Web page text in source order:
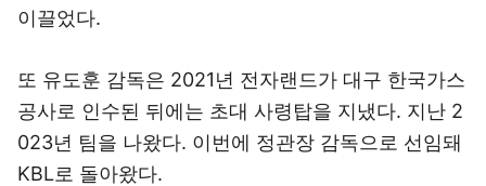
이끌었다.
또 유도훈 감독은 2021년 전자랜드가 대구 한국가스
공사로 인수된 뒤에는 초대 사령탑을 지냈다. 지난 2
023년 팀을 나왔다. 이번에 정관장 감독으로 선임돼
KBL로 돌아왔다.